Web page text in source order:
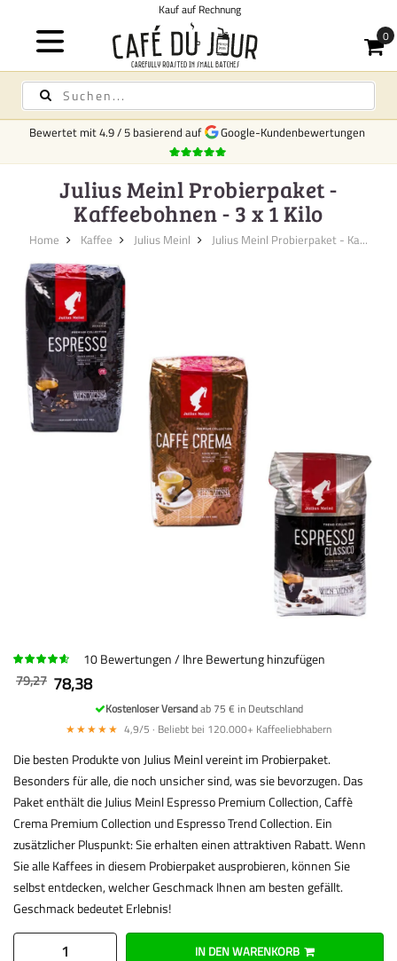
Kauf auf Rechnung
Bewertet mit4.9/5 basierend auf Google-Kundenbewertungen
Julius Meinl Probierpaket -
Kaffeebohnen - 3 x 1 Kilo
Home Kaffee Julius Meinl Julius Meinl Probierpaket - Ka...
10Bewertungen Ihre Bewertung hinzufügen
78,38
79,27
Kostenloser Versandab 75 € in Deutschland
★★★★★ 4,9/5 · Beliebt bei 120.000+ Kaffeeliebhabern
Die besten Produkte von Julius Meinl vereint im Probierpaket.
Besonders für alle, die noch unsicher sind, was sie bevorzugen. Das
Paket enthält die Julius Meinl Espresso Premium Collection, Caffè
Crema Premium Collection und Espresso Trend Collection. Ein
zusätzlicher Pluspunkt: Sie erhalten einen attraktiven Rabatt. Wenn
Sie alle Kaffees in diesem Probierpaket ausprobieren, können Sie
selbst entdecken, welcher Geschmack Ihnen am besten gefällt.
Geschmack bedeutet Erlebnis!
IN DEN WARENKORB